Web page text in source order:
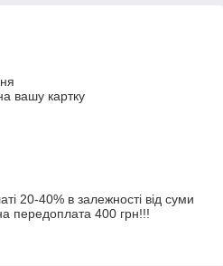
вашу картку
20-40% в залежності від суми
передоплата 400 грн!!!